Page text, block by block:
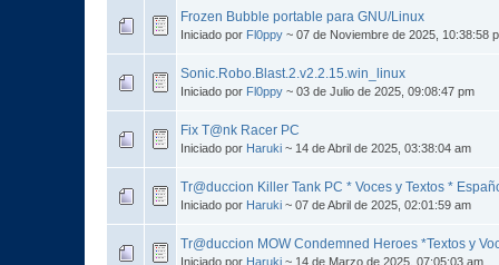
Frozen Bubble portable para GNU/Linux
Iniciado por Fl0ppy ~ 07 de Noviembre de 2025, 10:38:58
Sonic.Robo.Blast.2.v2.2.15.win_linux
Iniciado por Fl0ppy ~ 03 de Julio de 2025, 09:08:47 pm
Fix T@nk Racer PC
Iniciado por Haruki ~ 14 de Abril de 2025, 03:38:04 am
Tr@duccion Killer Tank PC * Voces y Textos *
Iniciado por Haruki ~ 07 de Abril de 2025, 02:01:59 am
Tr@duccion MOW Condemned Heroes *Textos y
Iniciado por Haruki ~ 14 de Marzo de 2025, 07:05:03 am